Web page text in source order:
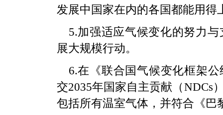
发展中国家在内的各国都能用得
5.加强适应气候变化的努力
展大规模行动。
6.在《联合国气候变化框架
交2035年国家自主贡献（NDCs
包括所有温室气体，并符合《巴